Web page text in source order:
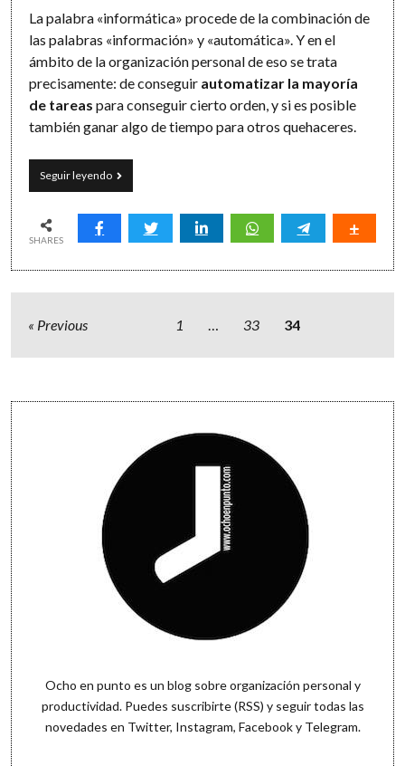
La palabra «informática» procede de la combinación de
las palabras «información» y «automática». Y en el
ámbito de la organización personal de eso se trata
precisamente: de conseguir automatizar la mayoría
de tareas para conseguir cierto orden, y si es posible
también ganar algo de tiempo para otros quehaceres.
Seguir leyendoSon
las
punto
SHARES
Paginación
Previous 1 33 34
Sidebar
Ocho en punto es un blog sobre organización personal y
productividad. Puedes suscribirte (RSS) y seguir todas las
novedades en Twitter, Instagram, Facebooky Telegram.